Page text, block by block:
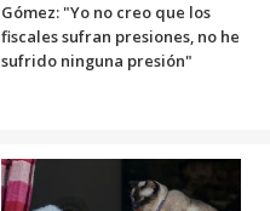
Gómez: "Yo no creo que los
fiscales sufran presiones, no he
sufrido ninguna presión"